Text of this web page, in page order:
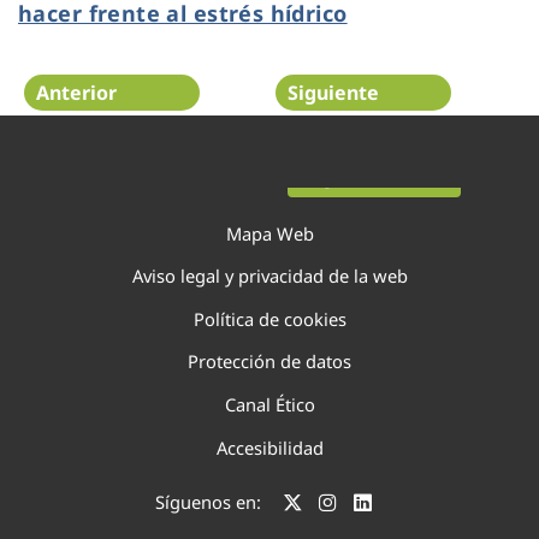
hacer frente al estrés hídrico
Anterior Siguiente
Mapa Web
Aviso legal y privacidad de la web
Política de cookies
Protección de datos
Canal Ético
Accesibilidad
Síguenos en: